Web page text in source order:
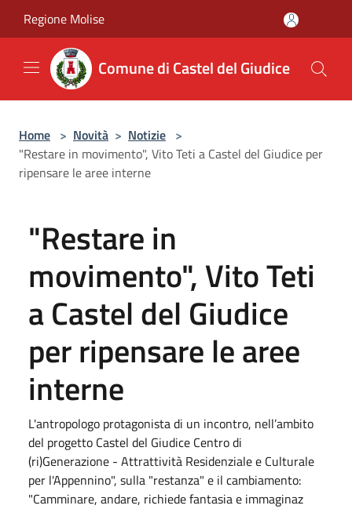
Regione Molise
Comune di Castel del Giudice
Home > Novità > Notizie >
"Restare in movimento", Vito Teti a Castel del Giudice per
ripensare le aree interne
"Restare in
movimento", Vito Teti
a Castel del Giudice
per ripensare le aree
interne
L'antropologo protagonista di un incontro, nell’ambito
del progetto Castel del Giudice Centro di
(ri)Generazione - Attrattività Residenziale e Culturale
per l'Appennino", sulla "restanza" e il cambiamento:
"Camminare, andare, richiede fantasia e immaginaz